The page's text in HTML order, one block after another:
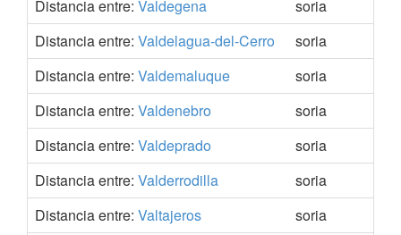
Distancia entre: Valdegena soria
Distancia entre: Valdelagua-del-Cerro soria
Distancia entre: Valdemaluque soria
Distancia entre: Valdenebro soria
Distancia entre: Valdeprado soria
Distancia entre: Valderrodilla soria
Distancia entre: Valtajeros soria